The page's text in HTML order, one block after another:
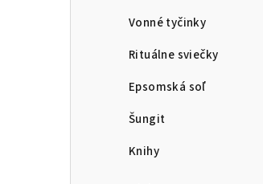
Vonné tyčinky
Rituálne sviečky
Epsomská soľ
Šungit
Knihy